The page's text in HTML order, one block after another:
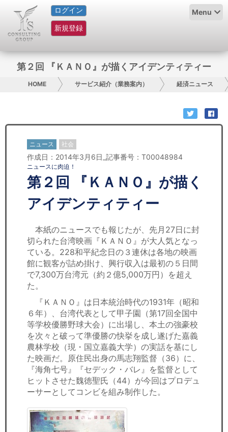
ログイン
新規登録
Menu
HOME
サービス紹介
コラム
グループ概要
日本人にPR
コンサルティング
リサーチ
セミナー
経済ニュース
労務顧問
飲食店情報
第２回 『ＫＡＮＯ』が描くアイデンティティー
HOME サービス紹介（業務案内） 経済ニュース
ニュース 社会
作成日：2014年3月6日_記事番号：T00048984
ニュースに肉迫！
第２回 『ＫＡＮＯ』が描く
アイデンティティー
本紙のニュースでも報じたが、先月27日に封
切られた台湾映画『ＫＡＮＯ』が大人気となっ
ている。228和平紀念日の３連休は各地の映画
館に観客が詰め掛け、興行収入は最初の５日間
で7,300万台湾元（約２億5,000万円）を超え
た。
『ＫＡＮＯ』は日本統治時代の1931年（昭和
６年）、台湾代表として甲子園（第17回全国中
等学校優勝野球大会）に出場し、本土の強豪校
を次々と破って準優勝の快挙を成し遂げた嘉義
農林学校（現・国立嘉義大学）の実話を基にし
た映画だ。原住民出身の馬志翔監督（36）に、
『海角七号』『セデック・バレ』を監督として
ヒットさせた魏徳聖氏（44）が今回はプロデュ
ーサーとしてコンビを組み制作した。